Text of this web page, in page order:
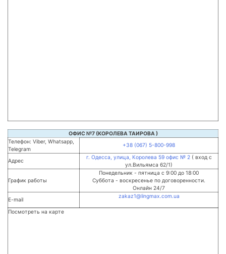
ОФИС №7 (КОРОЛЕВА ТАИРОВА )
Телефон: Viber, Whatsapp,
Telegram
+38 (067) 5-800-998
Адрес
г. Одесса, улица, Королева 59 офис № 2 ( вход с
ул.Вильямса 62/1)
График работы
Понедельник - пятница с 9:00 до 18:00
Суббота - воскресенье по договоренности.
Онлайн 24/7
E-mail
zakaz1@lingmax.com.ua
Посмотреть на карте